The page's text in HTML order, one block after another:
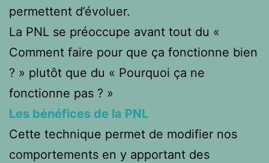
permettent d’évoluer.
La PNL se préoccupe avant tout du «
Comment faire pour que ça fonctionne bien
? » plutôt que du « Pourquoi ça ne
fonctionne pas ? »
Les bénéfices de la PNL
Cette technique permet de modifier nos
comportements en y apportant des